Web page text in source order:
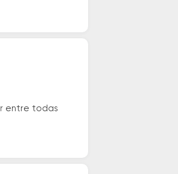
entre todas